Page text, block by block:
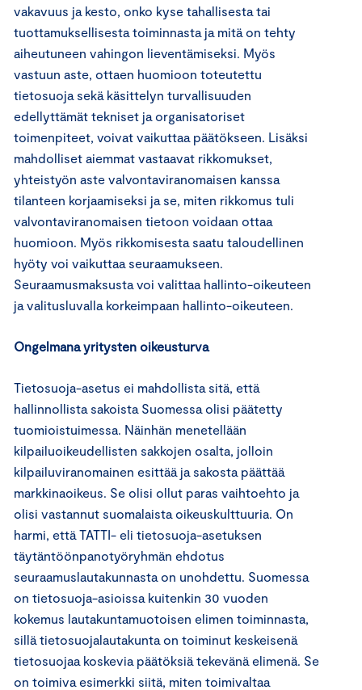
vakavuus ja kesto, onko kyse tahallisesta tai
tuottamuksellisesta toiminnasta ja mitä on tehty
aiheutuneen vahingon lieventämiseksi. Myös
vastuun aste, ottaen huomioon toteutettu
tietosuoja sekä käsittelyn turvallisuuden
edellyttämät tekniset ja organisatoriset
toimenpiteet, voivat vaikuttaa päätökseen. Lisäksi
mahdolliset aiemmat vastaavat rikkomukset,
yhteistyön aste valvontaviranomaisen kanssa
tilanteen korjaamiseksi ja se, miten rikkomus tuli
valvontaviranomaisen tietoon voidaan ottaa
huomioon. Myös rikkomisesta saatu taloudellinen
hyöty voi vaikuttaa seuraamukseen.
Seuraamusmaksusta voi valittaa hallinto-oikeuteen
ja valitusluvalla korkeimpaan hallinto-oikeuteen.
Ongelmana yritysten oikeusturva
Tietosuoja-asetus ei mahdollista sitä, että
hallinnollista sakoista Suomessa olisi päätetty
tuomioistuimessa. Näinhän menetellään
kilpailuoikeudellisten sakkojen osalta, jolloin
kilpailuviranomainen esittää ja sakosta päättää
markkinaoikeus. Se olisi ollut paras vaihtoehto ja
olisi vastannut suomalaista oikeuskulttuuria. On
harmi, että TATTI- eli tietosuoja-asetuksen
täytäntöönpanotyöryhmän ehdotus
seuraamuslautakunnasta on unohdettu. Suomessa
on tietosuoja-asioissa kuitenkin 30 vuoden
kokemus lautakuntamuotoisen elimen toiminnasta,
sillä tietosuojalautakunta on toiminut keskeisenä
tietosuojaa koskevia päätöksiä tekevänä elimenä. Se
on toimiva esimerkki siitä, miten toimivaltaa